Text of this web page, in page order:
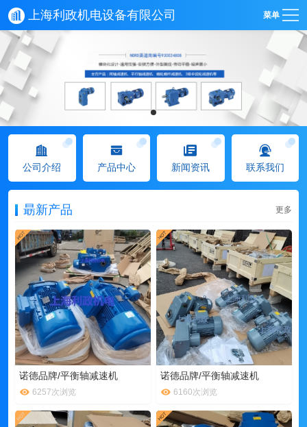
上海利政机电设备有限公司 菜单
公司介绍 产品中心 新闻资讯 联系我们
朂新产品 更多
诺德品牌/平衡轴减速机
6257次浏览
诺德品牌/平衡轴减速机
6160次浏览